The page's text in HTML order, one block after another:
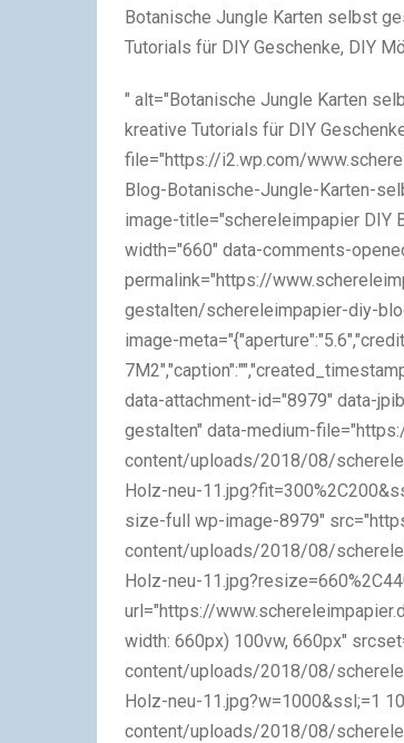
Botanische Jungle Karten selbst
Tutorials für DIY Geschenke, DIY
" alt="Botanische Jungle Karten
kreative Tutorials für DIY
file="https://i2.wp.com/
Blog-Botanische-Jungle-Karten-
image-title="schereleimpapier DIY
width="660" data-comments-
permalink="https://
gestalten/schereleimpapier-diy-
image-
data-attachment-id="8979" data-
gestalten" data-medium-
content/uploads/2018/08/
Holz-neu-
size-full wp-image-8979"
content/uploads/2018/08/
Holz-neu-
url="https://
width: 660px) 100vw, 660px"
content/uploads/2018/08/
Holz-neu-11.jpg?w=1000&ssl;=1
content/uploads/2018/08/